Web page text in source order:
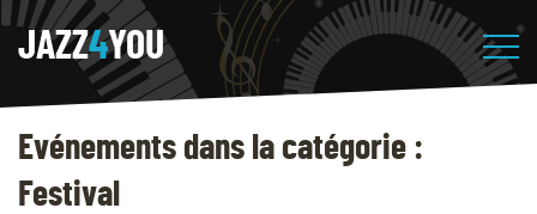
JAZZ4YOU
Evénements dans la catégorie :
Festival